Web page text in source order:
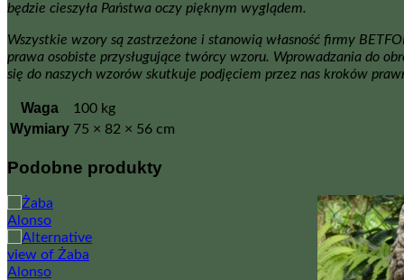
będzie cieszyła Państwa oczy pięknym wyglądem.
Wszystkie wzory są zastrzeżone i stanowią własność firmy
prawa osobiste przysługujące twórcy wzoru. Wprowadzania do
się do naszych wzorów skutkuje podjęciem przez nas kroków
Waga 100 kg
Wymiary 75 × 82 × 56 cm
Podobne produkty